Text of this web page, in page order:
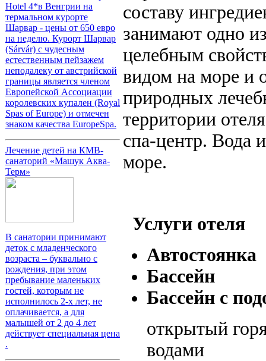
Hotel 4*в Венгрии на
термальном курорте
Шарвар - цены от 650 евро
на неделю. Курорт Шарвар
(Sárvár) с чудесным
естественным пейзажем
неподалеку от австрийской
границы является членом
Европейской Ассоциации
королевских купален (Royal
Spas of Europe) и отмечен
знаком качества EuropeSpa.
Лечение детей на КМВ-
санаторий «Машук Аква-
Терм»
В санатории принимают
деток с младенческого
возраста – буквально с
рождения, при этом
пребывание маленьких
гостей, которым не
исполнилось 2-х лет, не
оплачивается, а для
малышей от 2 до 4 лет
действует специальная цена
.
составу
занимают одно
целебным
видом на море и
природных
территории
спа-центр. Вода
море.
Услуги отеля
Автостоянка
Бассейн
Бассейн с
открытый
водами